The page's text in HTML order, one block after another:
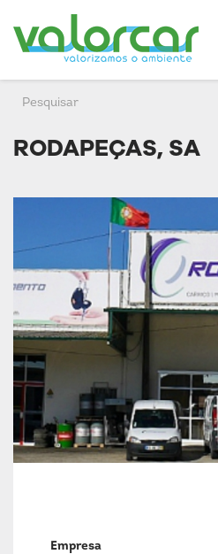
RODAPEÇAS, SA
Empresa